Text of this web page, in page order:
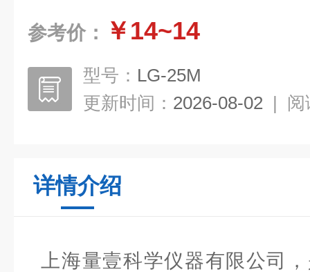
参考价： ￥14~14
型号： LG-25M
更新时间： 2026-08-02 | 阅
详情介绍
上海量壹科学仪器有限公司